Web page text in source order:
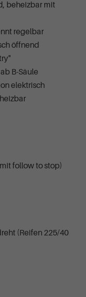
beheizbar mit
regelbar
öffnend
B-Säule
elektrisch
follow to stop)
(Reifen 225/40